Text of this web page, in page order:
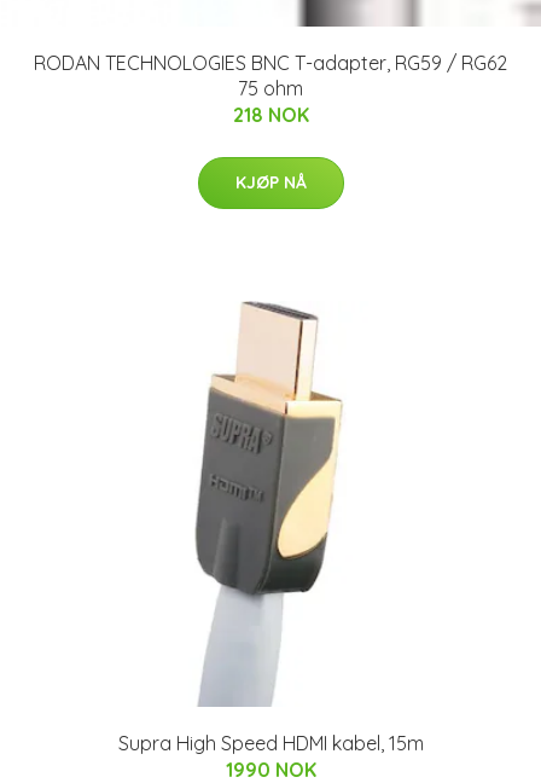
RODAN TECHNOLOGIES BNC T-adapter, RG59 / RG62
75 ohm
218 NOK
KJØP NÅ
Supra High Speed HDMI kabel, 15m
1990 NOK